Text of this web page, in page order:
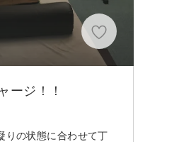
ージ！！
りの状態に合わせて丁